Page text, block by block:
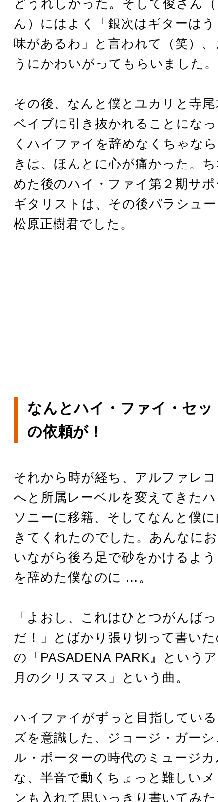
どうれしかった。そして俊さん
ん）にはよく「銀次はギターは
味があるわ」と言われて（笑）
うにかわいがってもらいました。
その後、なんと僕とユカリと寺
ベイブに引き抜かれることにな
くハイファイを辞めなくちゃな
きは、ほんとに心が痛かった。
めた後のハイ・ファイ第２期サ
ギタリストは、その後パラシュ
松原正樹君でした。
なんとハイ・ファイ・セッ
の依頼が！
それから時が経ち、アルファレ
へと所属レーベルを変えてきた
ソニーに移籍、そしてなんと僕
きてくれたのでした。あんなに
いながら後ろ足で砂をかけるよ
を辞めた僕なのに …。
「よおし、これはひとつがんば
だ！」とばかり張り切って書い
の『PASADENA PARK』という
月のクリスマス」という曲。
ハイファイがずっと目指してい
ズを意識した、ジョージ・ガー
ル・ポーターの時代のミュージ
な、半音で動くちょっと難しい
ンも入れて思いっきり書いてみ